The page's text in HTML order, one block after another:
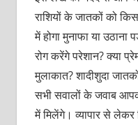
राशियों के जातकों को
में होगा मुनाफा या
रोग करेंगे परेशान? क्या
मुलाकात? शादीशुदा
सभी सवालों के जवाब
में मिलेंगे। व्यापार से लेकर